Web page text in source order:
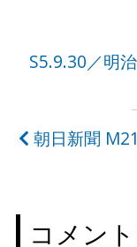
投
ナ
ー
S5.9.30／明
朝日新聞
コメン